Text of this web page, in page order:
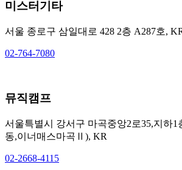
미스터기타
서울 종로구 삼일대로 428 2층 A287호,
02-764-7080
뮤직캠프
서울특별시 강서구 마곡중앙2로35,지하1
동,이너매스마곡Ⅱ), KR
02-2668-4115